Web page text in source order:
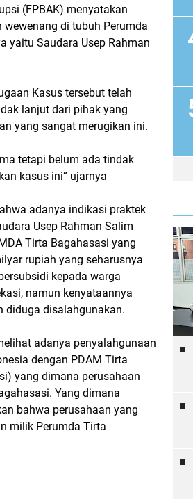
(FPBAK) menyatakan
di tubuh Perumda
yaitu Saudara Usep Rahman
Kasus tersebut telah
lanjut dari pihak yang
yang sangat merugikan ini.
tetapi belum ada tindak
kasus ini” ujarnya
adanya indikasi praktek
Usep Rahman Salim
Tirta Bagahasasi yang
rupiah yang seharusnya
kepada warga
namun kenyataannya
diduga disalahgunakan.
adanya penyalahgunaan
dengan PDAM Tirta
yang dimana perusahaan
Yang dimana
bahwa perusahaan yang
milik Perumda Tirta